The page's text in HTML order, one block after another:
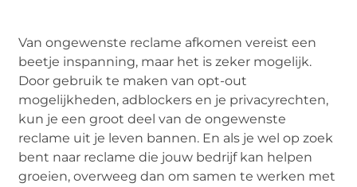
Van ongewenste reclame afkomen vereist een
beetje inspanning, maar het is zeker mogelijk.
Door gebruik te maken van opt-out
mogelijkheden, adblockers en je privacyrechten,
kun je een groot deel van de ongewenste
reclame uit je leven bannen. En als je wel op zoek
bent naar reclame die jouw bedrijf kan helpen
groeien, overweeg dan om samen te werken met